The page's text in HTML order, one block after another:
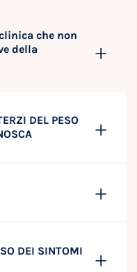
che non
della
DEL PESO
DEI SINTOMI